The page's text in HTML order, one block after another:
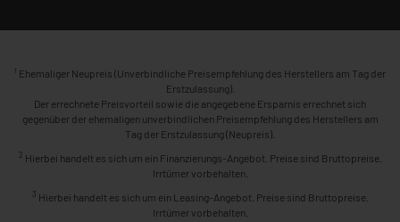
1 Ehemaliger Neupreis (Unverbindliche Preisempfehlung des Herstellers am Tag der
Erstzulassung).
Der errechnete Preisvorteil sowie die angegebene Ersparnis errechnet sich
gegenüber der ehemaligen unverbindlichen Preisempfehlung des Herstellers am
Tag der Erstzulassung (Neupreis).
2 Hierbei handelt es sich um ein Finanzierungs-Angebot. Preise sind Bruttopreise.
Irrtümer vorbehalten.
3 Hierbei handelt es sich um ein Leasing-Angebot. Preise sind Bruttopreise.
Irrtümer vorbehalten.